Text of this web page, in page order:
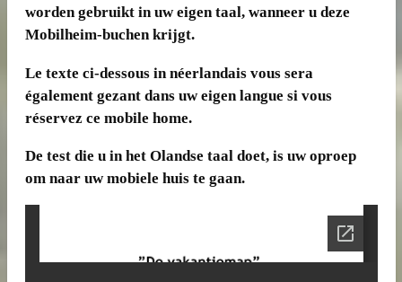
worden gebruikt in uw eigen taal, wanneer u deze
Mobilheim-buchen krijgt.
Le texte ci-dessous in néerlandais vous sera
également gezant dans uw eigen langue si vous
réservez ce mobile home.
De test die u in het Olandse taal doet, is uw oproep
om naar uw mobiele huis te gaan.